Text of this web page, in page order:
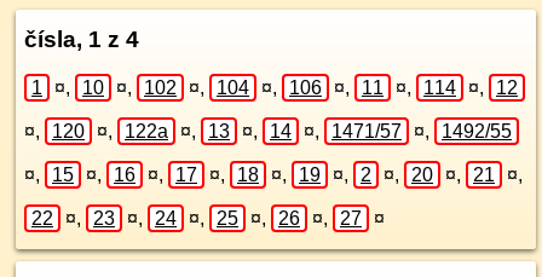
čísla, 1 z 4
1 ¤, 10 ¤, 102 ¤, 104 ¤, 106 ¤, 11 ¤, 114 ¤, 12
¤, 120 ¤, 122a ¤, 13 ¤, 14 ¤, 1471/57 ¤, 1492/55
¤, 15 ¤, 16 ¤, 17 ¤, 18 ¤, 19 ¤, 2 ¤, 20 ¤, 21 ¤,
22 ¤, 23 ¤, 24 ¤, 25 ¤, 26 ¤, 27 ¤